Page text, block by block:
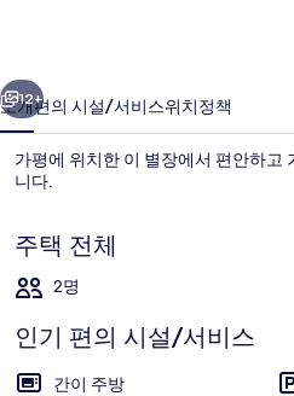
사
진
갤
리
12+
소개편의 시설/서비스위치정책
가평에 위치한 이 별장에서 편안하고
니다.
주택 전체
2명
인기 편의 시설/서비스
간이 주방